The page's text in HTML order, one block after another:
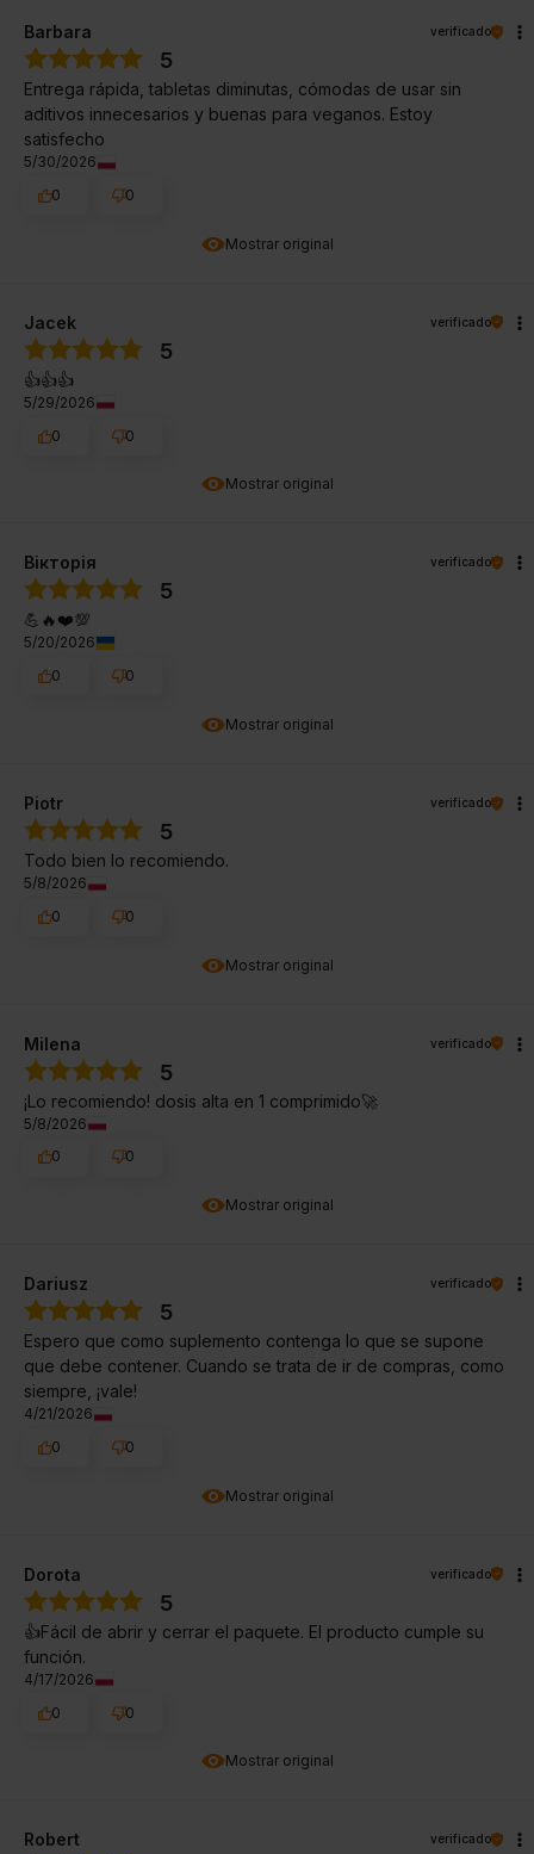
Mostrar original
Barbara verificado
5
Entrega rápida, tabletas diminutas, cómodas de usar sin
aditivos innecesarios y buenas para veganos. Estoy
satisfecho
5/30/2026
0
0
Mostrar original
Jacek verificado
5
👍️👍️👍️
5/29/2026
0
0
Mostrar original
Вікторія verificado
5
💪🔥❤️💯
5/20/2026
0
0
Mostrar original
Piotr verificado
5
Todo bien lo recomiendo.
5/8/2026
0
0
Mostrar original
Milena verificado
5
¡Lo recomiendo! dosis alta en 1 comprimido🚀
5/8/2026
0
0
Mostrar original
Dariusz verificado
5
Espero que como suplemento contenga lo que se supone
que debe contener. Cuando se trata de ir de compras, como
siempre, ¡vale!
4/21/2026
0
0
Mostrar original
Dorota verificado
5
👍️Fácil de abrir y cerrar el paquete. El producto cumple su
función.
4/17/2026
0
0
Robert verificado